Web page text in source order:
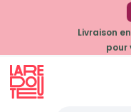
-
Livraison